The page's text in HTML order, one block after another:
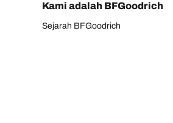
Kami adalah BFGoodrich
Sejarah BFGoodrich